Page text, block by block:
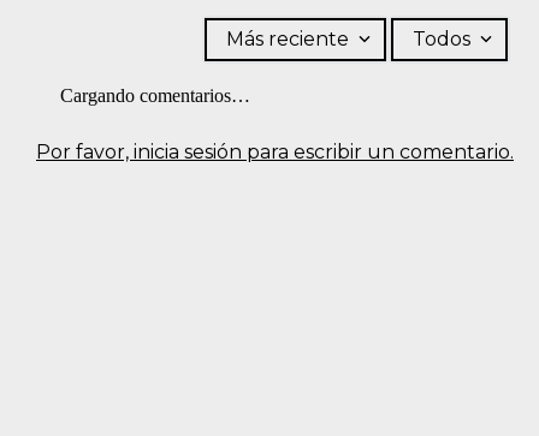
Por favor, inicia sesión para escribir un comentario.
Más reciente Todos
Cargando comentarios…